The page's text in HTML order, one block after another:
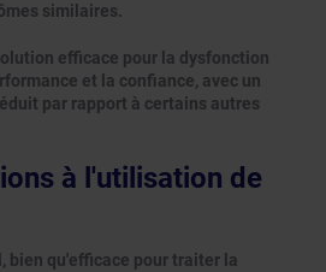
similaires.
efficace pour la dysfonction
et la confiance, avec un
par rapport à certains autres
à l'utilisation de
bien qu'efficace pour traiter la